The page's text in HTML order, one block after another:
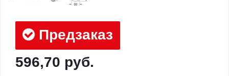
Предзаказ
596,70 руб.